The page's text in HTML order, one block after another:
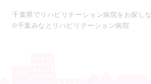
千葉県でリハビリテーション病院をお探し
©千葉みなとリハビリテーション病院